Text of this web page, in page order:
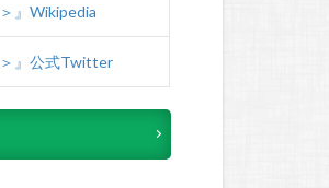
』Wikipedia
』公式Twitter